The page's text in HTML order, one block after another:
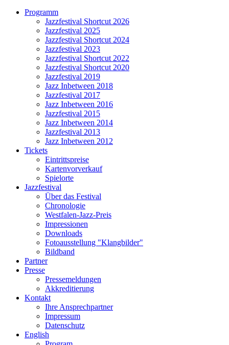
Programm
Jazzfestival Shortcut 2026
Jazzfestival 2025
Jazzfestival Shortcut 2024
Jazzfestival 2023
Jazzfestival Shortcut 2022
Jazzfestival Shortcut 2020
Jazzfestival 2019
Jazz Inbetween 2018
Jazzfestival 2017
Jazz Inbetween 2016
Jazzfestival 2015
Jazz Inbetween 2014
Jazzfestival 2013
Jazz Inbetween 2012
Tickets
Eintrittspreise
Kartenvorverkauf
Spielorte
Jazzfestival
Über das Festival
Chronologie
Westfalen-Jazz-Preis
Impressionen
Downloads
Fotoausstellung "Klangbilder"
Bildband
Partner
Presse
Pressemeldungen
Akkreditierung
Kontakt
Ihre Ansprechpartner
Impressum
Datenschutz
English